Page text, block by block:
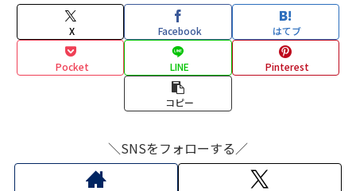
X Facebook はてブ
Pocket LINE Pinterest
コピー
＼SNSをフォローする／